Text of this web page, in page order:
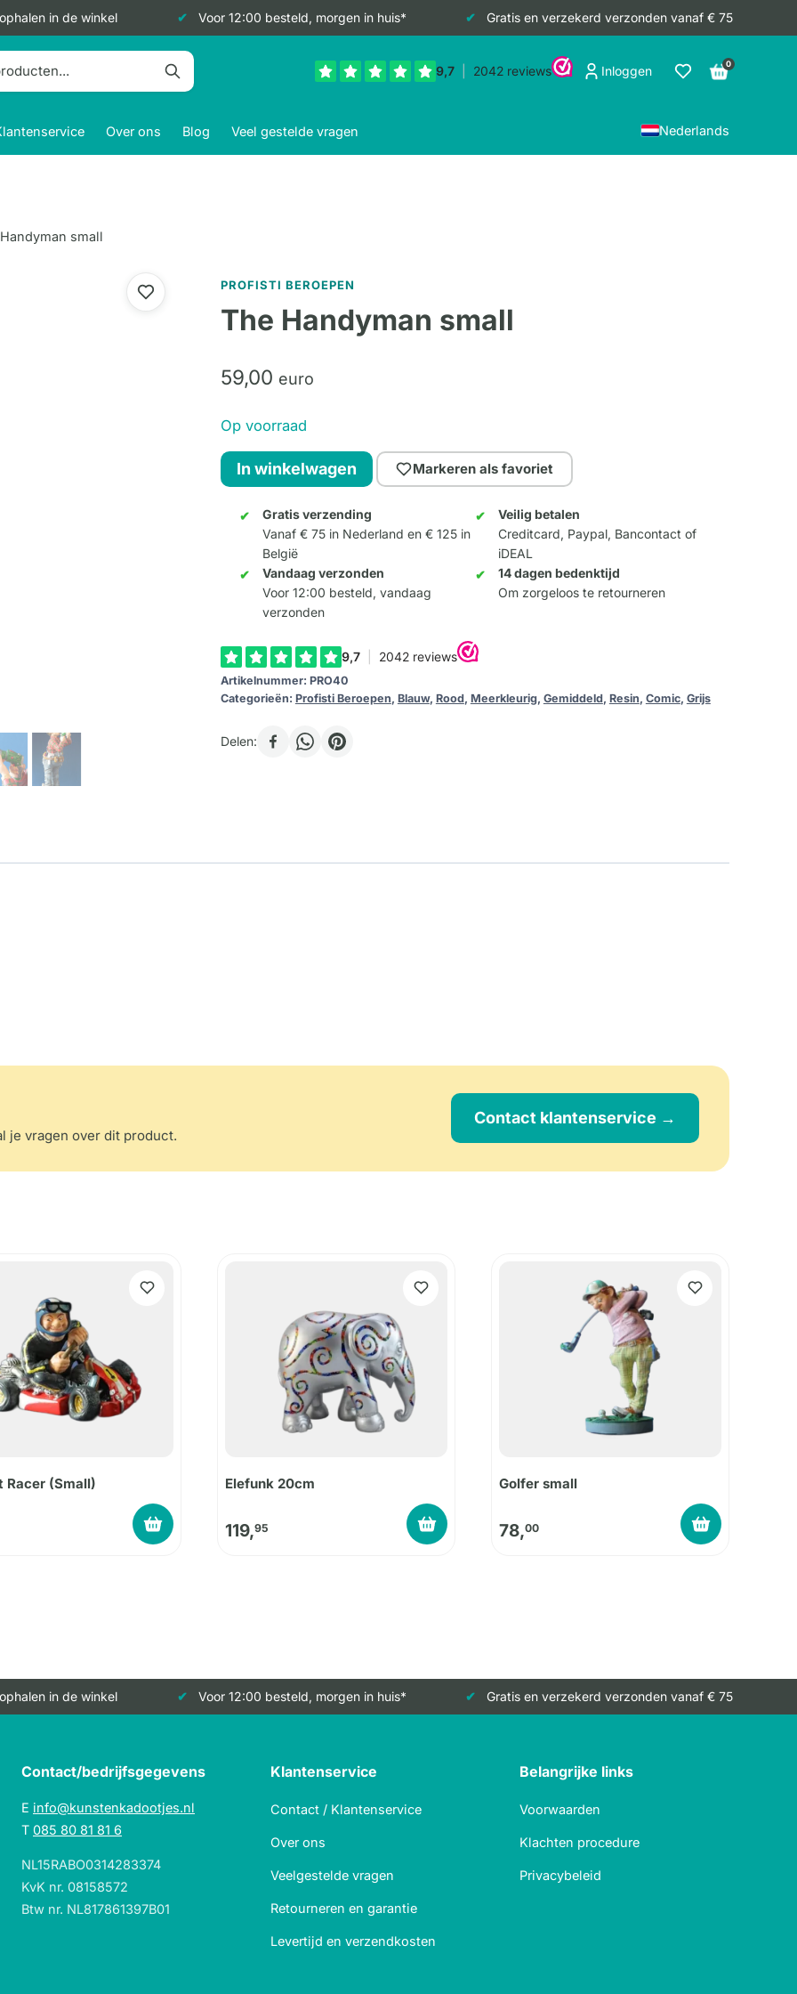
in de winkel Voor 12:00 besteld, morgen in huis* Gratis en verzekerd verzonden vanaf € 75
Inloggen 0
Over ons Blog Veel gestelde vragen Nederlands
small
PROFISTI BEROEPEN
The Handyman small
59,00 euro
Op voorraad
The
Handyman
small
aantal
In winkelwagen Markeren als favoriet
Gratis verzending
Vanaf € 75 in Nederland en € 125 in
België
Veilig betalen
Creditcard, Paypal, Bancontact of
iDEAL
Vandaag verzonden
Voor 12:00 besteld, vandaag
verzonden
14 dagen bedenktijd
Om zorgeloos te retourneren
Artikelnummer: PRO40
Categorieën: Profisti Beroepen, Blauw, Rood, Meerkleurig, Gemiddeld, Resin, Comic, Grijs
Delen:
je vragen over dit product.
Contact klantenservice →
Racer (Small) Elefunk 20cm
119,95
Golfer small
78,00
in de winkel Voor 12:00 besteld, morgen in huis* Gratis en verzekerd verzonden vanaf € 75
Contact/bedrijfsgegevens
E info@kunstenkadootjes.nl
T 085 80 81 81 6
NL15RABO0314283374
KvK nr. 08158572
Btw nr. NL817861397B01
Klantenservice
Contact / Klantenservice
Over ons
Veelgestelde vragen
Retourneren en garantie
Levertijd en verzendkosten
Belangrijke links
Voorwaarden
Klachten procedure
Privacybeleid